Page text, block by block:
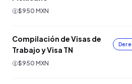
$950 MXN
Compilación de Visas de
Trabajo y Visa TN
$950 MXN